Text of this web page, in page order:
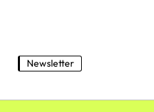
Newsletter